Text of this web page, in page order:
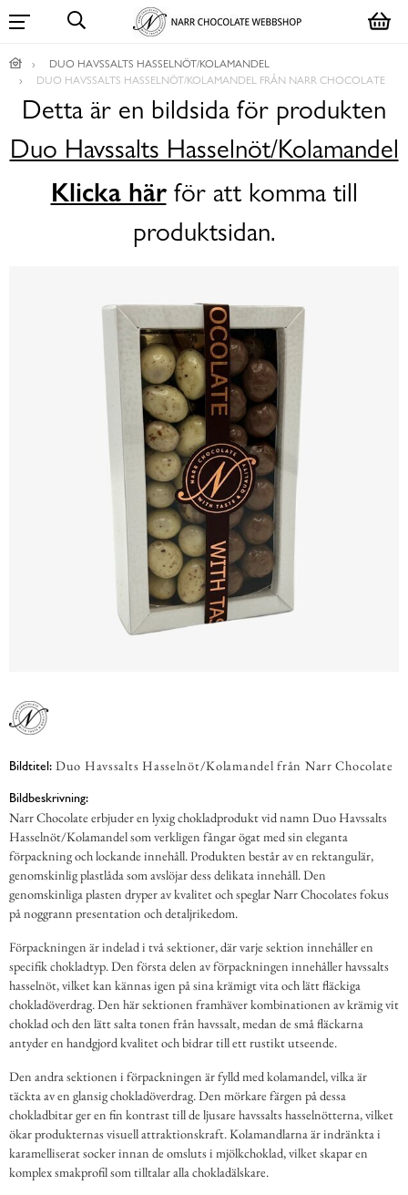
DUO HAVSSALTS HASSELNÖT/KOLAMANDEL
DUO HAVSSALTS HASSELNÖT/KOLAMANDEL FRÅN NARR CHOCOLATE
Detta är en bildsida för produkten
Duo Havssalts Hasselnöt/Kolamandel
Klicka härför att komma till
produktsidan.
Bildtitel: Duo Havssalts Hasselnöt/Kolamandel från Narr Chocolate
Bildbeskrivning:
Narr Chocolate erbjuder en lyxig chokladprodukt vid namn Duo Havssalts
Hasselnöt/Kolamandel som verkligen fångar ögat med sin eleganta
förpackning och lockande innehåll. Produkten består av en rektangulär,
genomskinlig plastlåda som avslöjar dess delikata innehåll. Den
genomskinliga plasten dryper av kvalitet och speglar Narr Chocolates fokus
på noggrann presentation och detaljrikedom.
Förpackningen är indelad i två sektioner, där varje sektion innehåller en
specifik chokladtyp. Den första delen av förpackningen innehåller havssalts
hasselnöt, vilket kan kännas igen på sina krämigt vita och lätt fläckiga
chokladöverdrag. Den här sektionen framhäver kombinationen av krämig vit
choklad och den lätt salta tonen från havssalt, medan de små fläckarna
antyder en handgjord kvalitet och bidrar till ett rustikt utseende.
Den andra sektionen i förpackningen är fylld med kolamandel, vilka är
täckta av en glansig chokladöverdrag. Den mörkare färgen på dessa
chokladbitar ger en fin kontrast till de ljusare havssalts hasselnötterna, vilket
ökar produkternas visuell attraktionskraft. Kolamandlarna är indränkta i
karamelliserat socker innan de omsluts i mjölkchoklad, vilket skapar en
komplex smakprofil som tilltalar alla chokladälskare.